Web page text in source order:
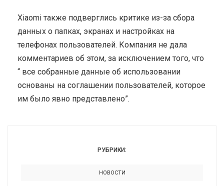
Xiaomi также подверглись критике из-за сбора
данных о папках, экранах и настройках на
телефонах пользователей. Компания не дала
комментариев об этом, за исключением того, что
“ все собранные данные об использовании
основаны на соглашении пользователей, которое
им было явно представлено”.
РУБРИКИ:
НОВОСТИ